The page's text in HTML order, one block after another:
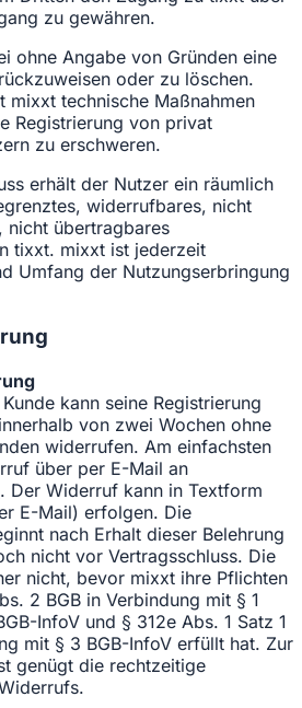
zu gewähren.
ohne Angabe von Gründen eine
oder zu löschen.
mixxt technische Maßnahmen
Registrierung von privat
zu erschweren.
erhält der Nutzer ein räumlich
widerrufbares, nicht
nicht übertragbares
tixxt. mixxt ist jederzeit
Umfang der Nutzungserbringung
kann seine Registrierung
von zwei Wochen ohne
widerrufen. Am einfachsten
über per E-Mail an
. Der Widerruf kann in Textform
E-Mail) erfolgen. Die
nach Erhalt dieser Belehrung
nicht vor Vertragsschluss. Die
nicht, bevor mixxt ihre Pflichten
2 BGB in Verbindung mit § 1
InfoV und § 312e Abs. 1 Satz 1
mit § 3 BGB-InfoV erfüllt hat. Zur
genügt die rechtzeitige